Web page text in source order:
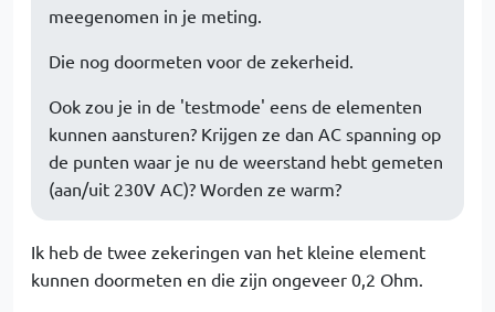
meegenomen in je meting.
Die nog doormeten voor de zekerheid.
Ook zou je in de 'testmode' eens de elementen
kunnen aansturen? Krijgen ze dan AC spanning op
de punten waar je nu de weerstand hebt gemeten
(aan/uit 230V AC)? Worden ze warm?
Ik heb de twee zekeringen van het kleine element
kunnen doormeten en die zijn ongeveer 0,2 Ohm.